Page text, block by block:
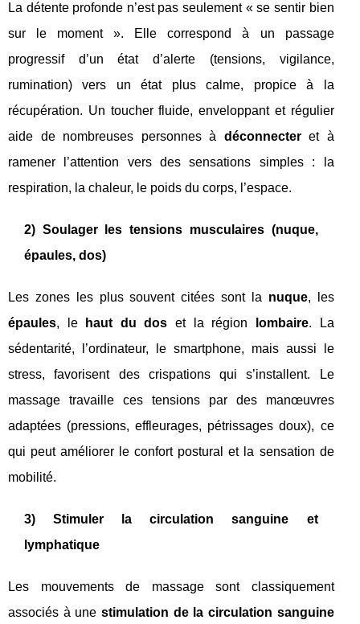
La détente profonde n’est pas seulement « se sentir bien
sur le moment ». Elle correspond à un passage
progressif d’un état d’alerte (tensions, vigilance,
rumination) vers un état plus calme, propice à la
récupération. Un toucher fluide, enveloppant et régulier
aide de nombreuses personnes à déconnecteret à
ramener l’attention vers des sensations simples : la
respiration, la chaleur, le poids du corps, l’espace.
2) Soulager les tensions musculaires (nuque,
épaules, dos)
Les zones les plus souvent citées sont la nuque, les
épaules, le haut du dos et la région lombaire. La
sédentarité, l’ordinateur, le smartphone, mais aussi le
stress, favorisent des crispations qui s’installent. Le
massage travaille ces tensions par des manœuvres
adaptées (pressions, effleurages, pétrissages doux), ce
qui peut améliorer le confort postural et la sensation de
mobilité.
3) Stimuler la circulation sanguine et
lymphatique
Les mouvements de massage sont classiquement
associés à une stimulation de la circulation sanguine